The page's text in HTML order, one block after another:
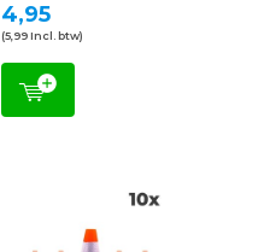
4,95
(5,99 Incl. btw)